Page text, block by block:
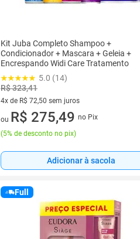
Kit Juba Completo Shampoo +
Condicionador + Mascara + Geleia +
Encrespando Widi Care Tratamento
5.0 (14)
R$ 323,41
4x de R$ 72,50 sem juros
4 vez de R$ 72,50 sem juros
ou R$ 275,49 no Pix
(5% de desconto no pix)
Adicionar à sacola
Full